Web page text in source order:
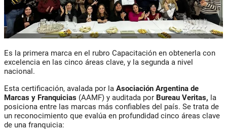
Es la primera marca en el rubro Capacitación en obtenerla con
excelencia en las cinco áreas clave, y la segunda a nivel
nacional.
Esta certificación, avalada por la Asociación Argentina de
Marcas y Franquicias (AAMF) y auditada por Bureau Veritas, la
posiciona entre las marcas más confiables del país. Se trata de
un reconocimiento que evalúa en profundidad cinco áreas clave
de una franquicia: